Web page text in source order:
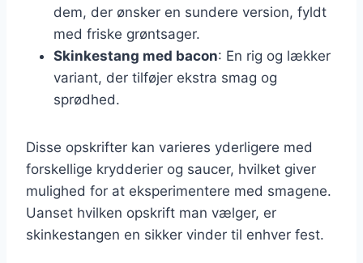
dem, der ønsker en sundere version, fyldt
med friske grøntsager.
Skinkestang med bacon: En rig og lækker
variant, der tilføjer ekstra smag og
sprødhed.
Disse opskrifter kan varieres yderligere med
forskellige krydderier og saucer, hvilket giver
mulighed for at eksperimentere med smagene.
Uanset hvilken opskrift man vælger, er
skinkestangen en sikker vinder til enhver fest.